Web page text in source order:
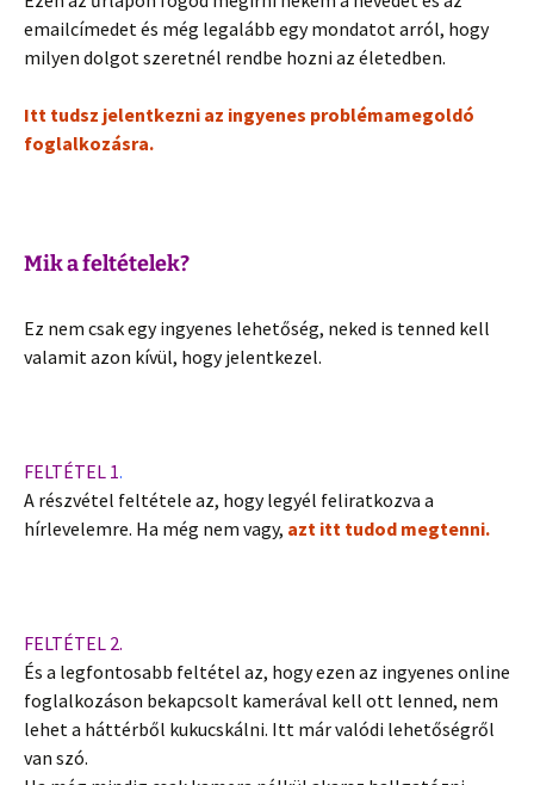
emailcímedet és még legalább egy mondatot arról, hogy
milyen dolgot szeretnél rendbe hozni az életedben.
Itt tudsz jelentkezni az ingyenes problémamegoldó
foglalkozásra.
Mik a feltételek?
Ez nem csak egy ingyenes lehetőség, neked is tenned kell
valamit azon kívül, hogy jelentkezel.
FELTÉTEL 1.
A részvétel feltétele az, hogy legyél feliratkozva a
hírlevelemre. Ha még nem vagy, azt itt tudod megtenni.
FELTÉTEL 2.
És a legfontosabb feltétel az, hogy ezen az ingyenes online
foglalkozáson bekapcsolt kamerával kell ott lenned, nem
lehet a háttérből kukucskálni. Itt már valódi lehetőségről
van szó.